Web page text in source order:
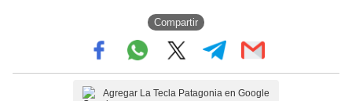
Compartir
Agregar La Tecla Patagonia en Google